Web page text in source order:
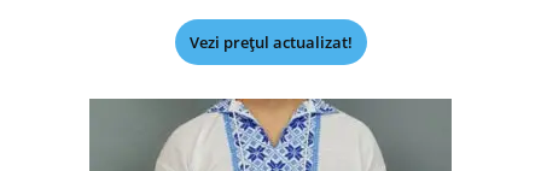
Vezi prețul actualizat!